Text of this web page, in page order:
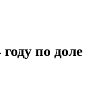
по доле